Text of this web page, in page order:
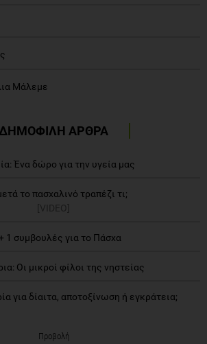
Μάλεμε
ΔΗΜΟΦΙΛΗ ΑΡΘΡΑ
Ένα δώρο για την υγεία μας
το πασχαλινό τραπέζι τι;
[VIDEO]
1 συμβουλές για το Πάσχα
Οι μικροί φίλοι της νηστείας
για δίαιτα, αποτοξίνωση ή εγκράτεια;
Προβολή